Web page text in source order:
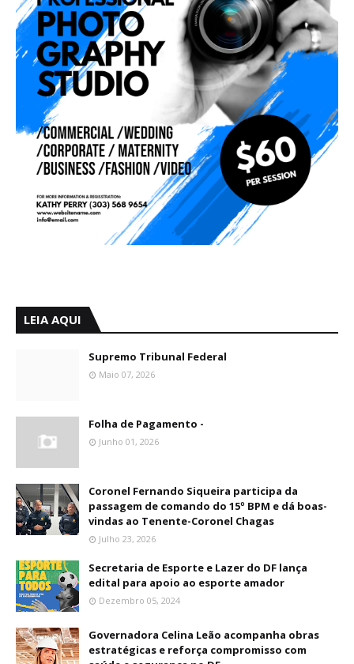
LEIA AQUI
Supremo Tribunal Federal
Maio 07, 2026
Folha de Pagamento -
Junho 01, 2026
Coronel Fernando Siqueira participa da
passagem de comando do 15º BPM e dá boas-
vindas ao Tenente-Coronel Chagas
Julho 23, 2026
Secretaria de Esporte e Lazer do DF lança
edital para apoio ao esporte amador
Dezembro 05, 2024
Governadora Celina Leão acompanha obras
estratégicas e reforça compromisso com